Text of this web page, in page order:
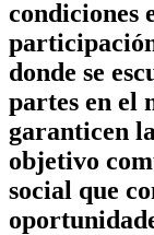
condiciones
donde se
partes en el
garanticen
objetivo
social que